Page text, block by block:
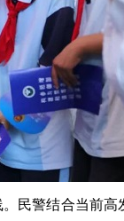
警结合当前高